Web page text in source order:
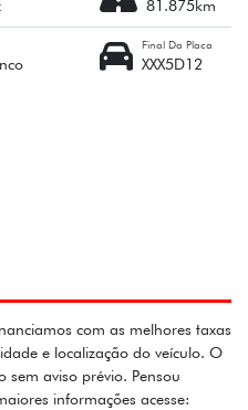
81.875km
Final Da Placa
XXX5D12
com as melhores taxas
e localização do veículo. O
aviso prévio. Pensou
informações acesse: